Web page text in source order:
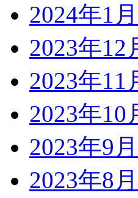
2024年1月
2023年12
2023年11
2023年10
2023年9月
2023年8月